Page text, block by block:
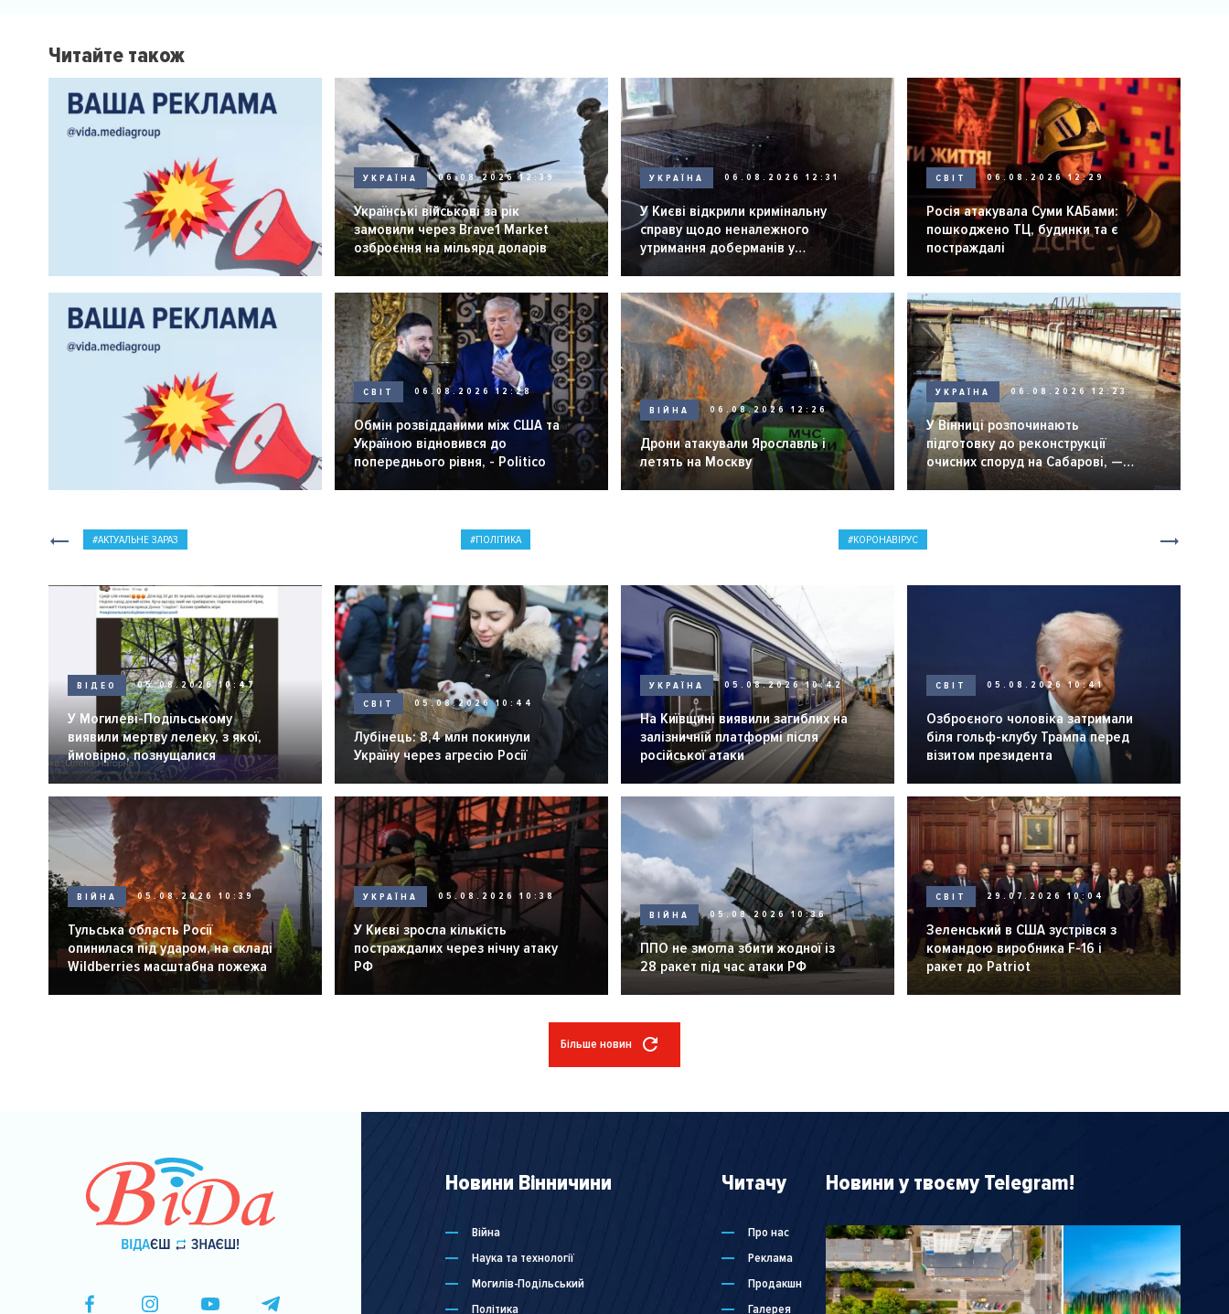
Читайте також
УКРАЇНА 06.08.2026 12:39
Українські військові за рік
замовили через Brave1 Market
озброєння на мільярд доларів
УКРАЇНА 06.08.2026 12:31
У Києві відкрили кримінальну
справу щодо неналежного
утримання доберманів у
розпліднику
СВІТ 06.08.2026 12:29
Росія атакувала Суми КАБами:
пошкоджено ТЦ, будинки та є
постраждалі
СВІТ 06.08.2026 12:28
Обмін розвідданими між США та
Україною відновився до
попереднього рівня, - Politico
ВІЙНА 06.08.2026 12:26
Дрони атакували Ярославль і
летять на Москву
УКРАЇНА 06.08.2026 12:23
У Вінниці розпочинають
підготовку до реконструкції
очисних споруд на Сабарові, —
мер Вінниці.
АКТУАЛЬНЕ ЗАРАЗ ПОЛІТИКА КОРОНАВІРУС
ВІДЕО 05.08.2026 10:47
У Могилеві-Подільському
виявили мертву лелеку, з якої,
ймовірно, познущалися
СВІТ 05.08.2026 10:44
Лубінець: 8,4 млн покинули
Україну через агресію Росії
УКРАЇНА 05.08.2026 10:42
На Київщині виявили загиблих на
залізничній платформі після
російської атаки
СВІТ 05.08.2026 10:41
Озброєного чоловіка затримали
біля гольф-клубу Трампа перед
візитом президента
ВІЙНА 05.08.2026 10:39
Тульська область Росії
опинилася під ударом, на складі
Wildberries масштабна пожежа
УКРАЇНА 05.08.2026 10:38
У Києві зросла кількість
постраждалих через нічну атаку
РФ
ВІЙНА 05.08.2026 10:36
ППО не змогла збити жодної із
28 ракет під час атаки РФ
СВІТ 29.07.2026 10:04
Зеленський в США зустрівся з
командою виробника F-16 і
ракет до Patriot
Більше новин
Новини Вінничини
Війна
Наука та технології
Могилів-Подільський
Політика
Читачу
Про нас
Реклама
Продакшн
Галерея
Новини у твоєму Telegram!